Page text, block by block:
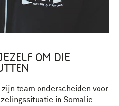
OM DIE
team onderscheiden voor
in Somalië.